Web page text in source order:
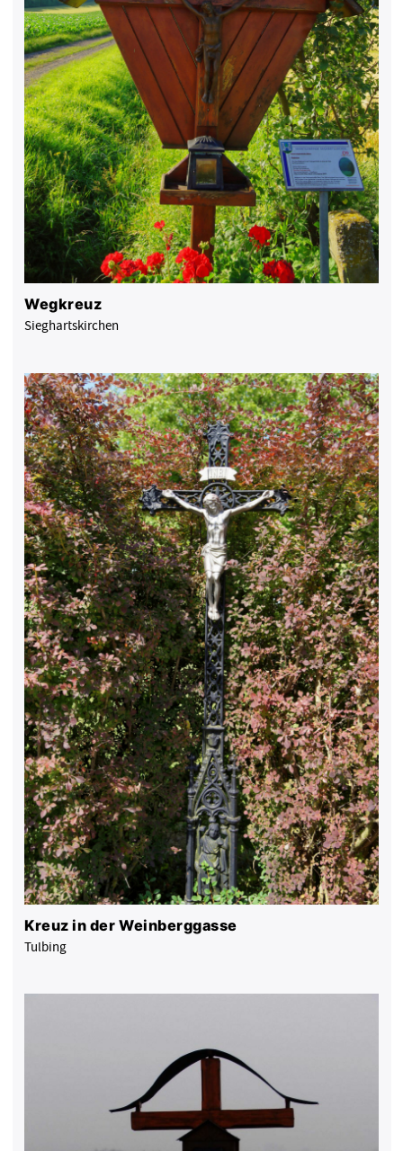
Wegkreuz
Sieghartskirchen
Kreuz in der Weinberggasse
Tulbing